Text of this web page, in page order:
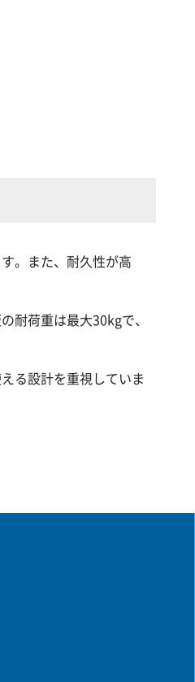
。また、耐久性が高
耐荷重は最大30kgで、
る設計を重視していま